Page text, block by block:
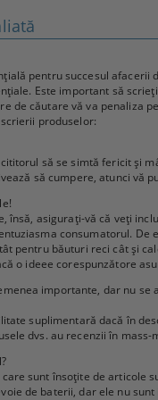
pentru succesul afacerii
Este important să
de căutare vă va penaliza
produselor:
să se simtă fericit și
să cumpere, atunci vă
însă, asigurați-vă că veți
consumatorul.
pentru băuturi reci cât și
o ideee corespunzătore
importante, dar nu
suplimentară dacă în
dvs. au recenzii în
sunt însoțite de articole
de baterii, dar ele nu